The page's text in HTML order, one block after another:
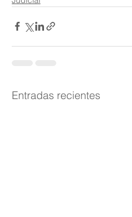
Entradas recientes